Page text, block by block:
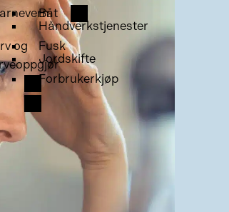
Håndverkstjenester
Jordskifte
og
Båt
Fusk
Forbrukerkjøp